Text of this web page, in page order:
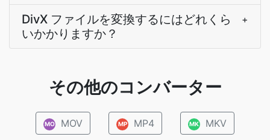
DivX ファイルを変換するにはどれくら
いかかりますか？
+
その他のコンバーター
MO MOV MP MP4 MK MKV